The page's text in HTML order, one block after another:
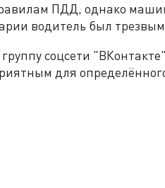
ПДД, однако
водитель был
соцсети
для